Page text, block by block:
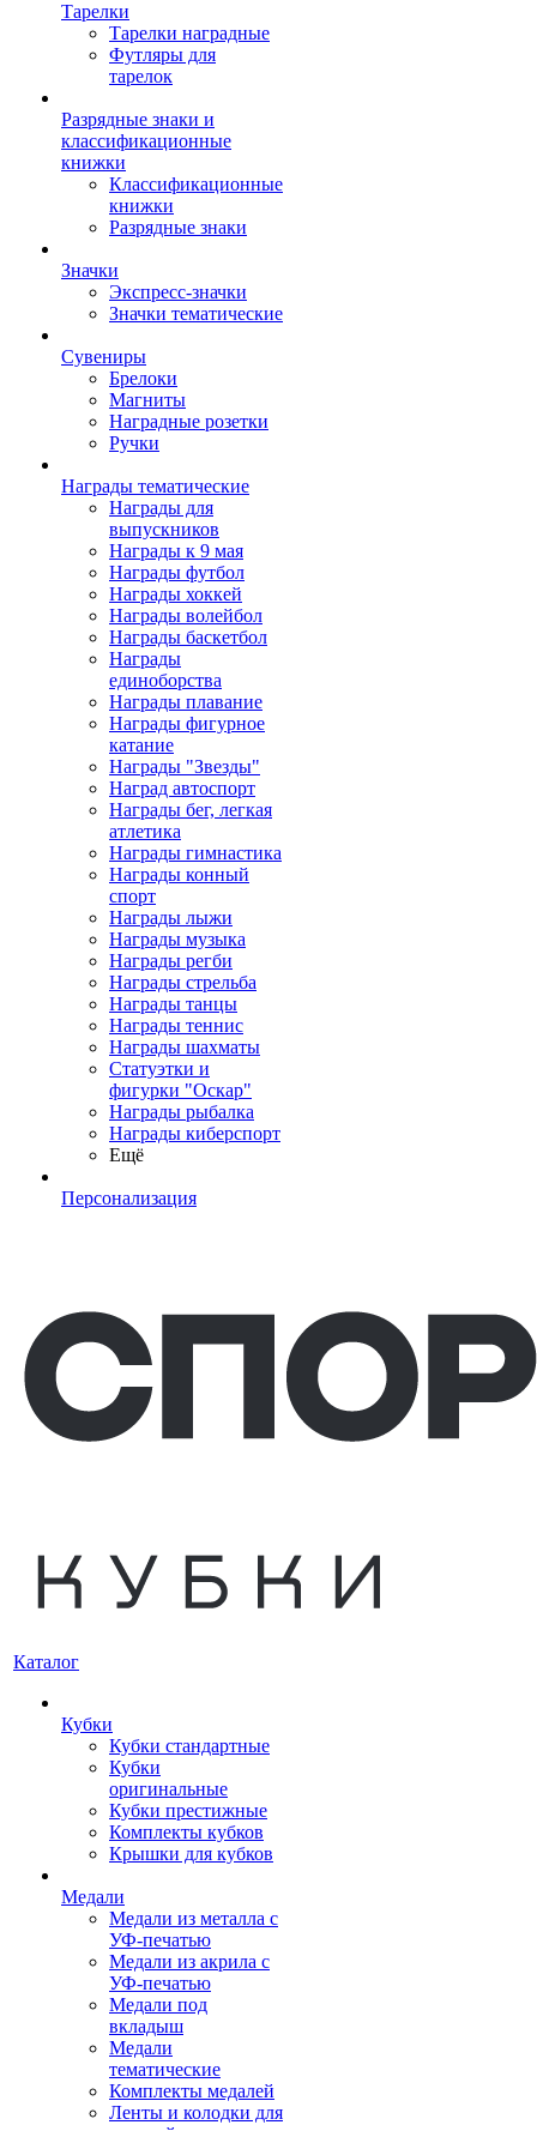
Тарелки
Тарелки наградные
Футляры для
тарелок
Разрядные знаки и
классификационные
книжки
Классификационные
книжки
Разрядные знаки
Значки
Экспресс-значки
Значки тематические
Сувениры
Брелоки
Магниты
Наградные розетки
Ручки
Награды тематические
Награды для
выпускников
Награды к 9 мая
Награды футбол
Награды хоккей
Награды волейбол
Награды баскетбол
Награды
единоборства
Награды плавание
Награды фигурное
катание
Награды "Звезды"
Наград автоспорт
Награды бег, легкая
атлетика
Награды гимнастика
Награды конный
спорт
Награды лыжи
Награды музыка
Награды регби
Награды стрельба
Награды танцы
Награды теннис
Награды шахматы
Статуэтки и
фигурки "Оскар"
Награды рыбалка
Награды киберспорт
Ещё
Персонализация
Каталог
Кубки
Кубки стандартные
Кубки
оригинальные
Кубки престижные
Комплекты кубков
Крышки для кубков
Медали
Медали из металла с
УФ-печатью
Медали из акрила с
УФ-печатью
Медали под
вкладыш
Медали
тематические
Комплекты медалей
Ленты и колодки для